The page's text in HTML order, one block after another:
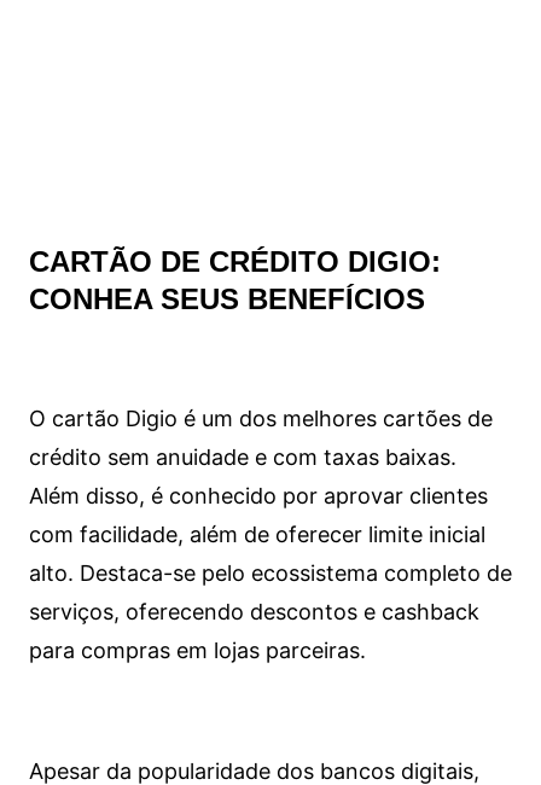
CARTÃO DE CRÉDITO DIGIO:
CONHEA SEUS BENEFÍCIOS
O cartão Digio é um dos melhores cartões de
crédito sem anuidade e com taxas baixas.
Além disso, é conhecido por aprovar clientes
com facilidade, além de oferecer limite inicial
alto. Destaca-se pelo ecossistema completo de
serviços, oferecendo descontos e cashback
para compras em lojas parceiras.
Apesar da popularidade dos bancos digitais,